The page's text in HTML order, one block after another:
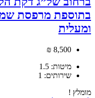
בתוספת מרפסת
ומעלית
8,500 ₪
מיטות: 1.5
שירותים: 1
מומלץ !